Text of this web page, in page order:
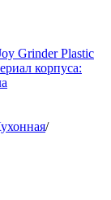
Grinder Plastic
корпуса:
/